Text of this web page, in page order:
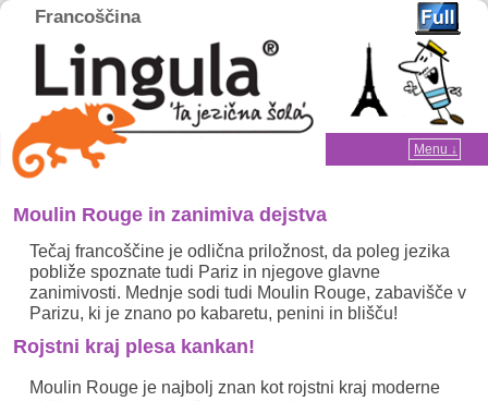
Francoščina
Home
Menu ↓
Skip to primary content
Skip to secondary content
Moulin Rouge in zanimiva dejstva
Tečaj francoščine je odlična priložnost, da poleg jezika
pobliže spoznate tudi Pariz in njegove glavne
zanimivosti. Mednje sodi tudi Moulin Rouge, zabavišče v
Parizu, ki je znano po kabaretu, penini in blišču!
Rojstni kraj plesa kankan!
Moulin Rouge je najbolj znan kot rojstni kraj moderne